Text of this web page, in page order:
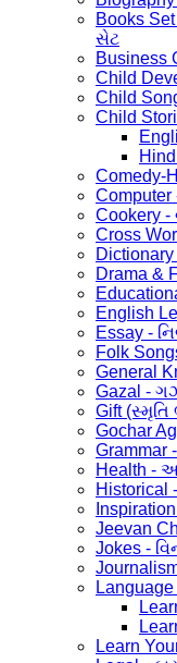
Books
સેટ
Business
Child
Child
Child
Comedy-
Computer
Cookery -
Cross
Drama &
English
Essay -
Folk
General
Gazal -
Gift (સ્મૃતિ
Gochar
Grammar
Health -
Historical
Jeevan
Jokes -
Learn